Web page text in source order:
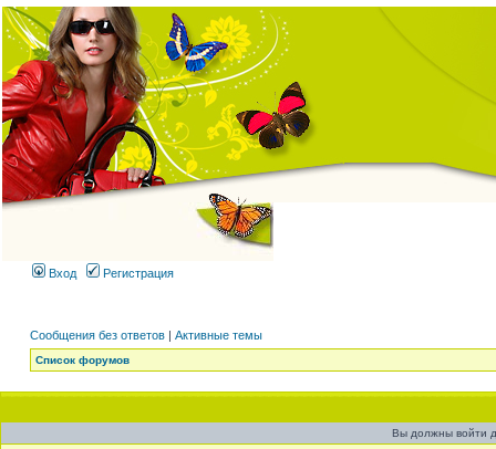
Вход Регистрация
Сообщения без ответов | Активные темы
Список форумов
Вы должны войти